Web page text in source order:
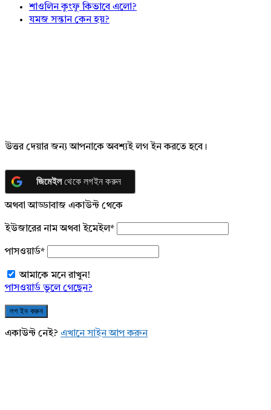
শাওলিন কুংফু কিভাবে এলো?
যমজ সন্তান কেন হয়?
উত্তর দেয়ার জন্য আপনাকে অবশ্যই লগ ইন করতে হবে।
জিমেইলথেকে লগইন করুন
অথবা আড্ডাবাজ একাউন্ট থেকে
ইউজারের নাম অথবা ইমেইল*
পাসওয়ার্ড*
আমাকে মনে রাখুন!
পাসওয়ার্ড ভুলে গেছেন?
একাউন্ট নেই? এখানে সাইন আপ করুন